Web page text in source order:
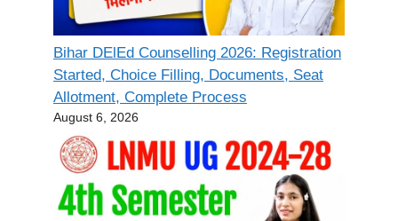
Bihar DElEd Counselling 2026: Registration
Started, Choice Filling, Documents, Seat
Allotment, Complete Process
August 6, 2026